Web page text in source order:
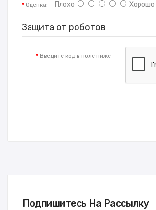
Оценка: Плохо Хорошо
Защита от роботов
Введите код в поле ниже
Подпишитесь На Рассылку